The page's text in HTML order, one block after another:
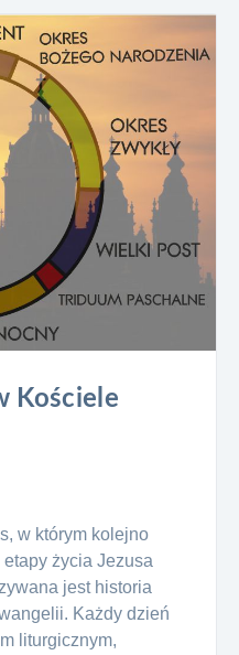
Kościele
w którym kolejno
życia Jezusa
jest historia
Każdy dzień
liturgicznym,